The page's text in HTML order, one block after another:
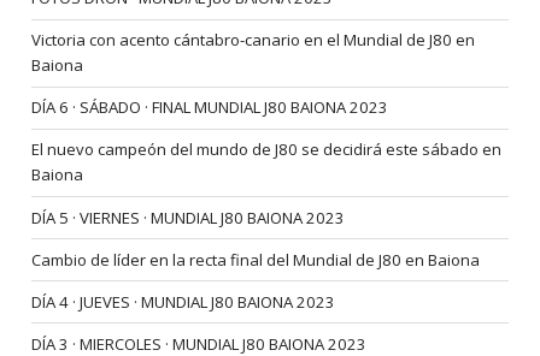
Victoria con acento cántabro-canario en el Mundial de J80 en
Baiona
DÍA 6 · SÁBADO · FINAL MUNDIAL J80 BAIONA 2023
El nuevo campeón del mundo de J80 se decidirá este sábado en
Baiona
DÍA 5 · VIERNES · MUNDIAL J80 BAIONA 2023
Cambio de líder en la recta final del Mundial de J80 en Baiona
DÍA 4 · JUEVES · MUNDIAL J80 BAIONA 2023
DÍA 3 · MIERCOLES · MUNDIAL J80 BAIONA 2023